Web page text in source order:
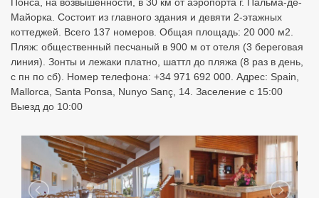
Майорка. Состоит из главного здания и девяти 2-этажных
коттеджей. Всего 137 номеров. Общая площадь: 20 000 м2.
Пляж: общественный песчаный в 900 м от отеля (3 береговая
линия). Зонты и лежаки платно, шаттл до пляжа (8 раз в день,
с пн по сб). Номер телефона: +34 971 692 000. Адрес: Spain,
Mallorca, Santa Ponsa, Nunyo Sanç, 14. Заселение с 15:00
Выезд до 10:00